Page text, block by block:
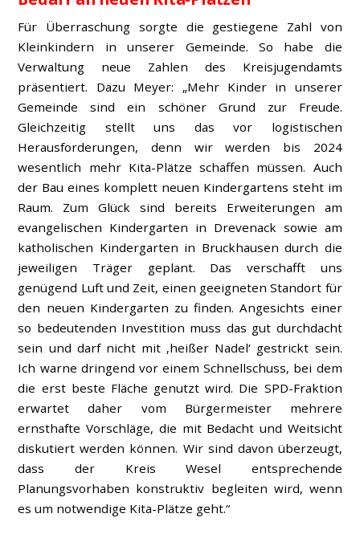
Für Überraschung sorgte die gestiegene Zahl von
Kleinkindern in unserer Gemeinde. So habe die
Verwaltung neue Zahlen des Kreisjugendamts
präsentiert. Dazu Meyer: „Mehr Kinder in unserer
Gemeinde sind ein schöner Grund zur Freude.
Gleichzeitig stellt uns das vor logistischen
Herausforderungen, denn wir werden bis 2024
wesentlich mehr Kita-Plätze schaffen müssen. Auch
der Bau eines komplett neuen Kindergartens steht im
Raum. Zum Glück sind bereits Erweiterungen am
evangelischen Kindergarten in Drevenack sowie am
katholischen Kindergarten in Bruckhausen durch die
jeweiligen Träger geplant. Das verschafft uns
genügend Luft und Zeit, einen geeigneten Standort für
den neuen Kindergarten zu finden. Angesichts einer
so bedeutenden Investition muss das gut durchdacht
sein und darf nicht mit ‚heißer Nadel‘ gestrickt sein.
Ich warne dringend vor einem Schnellschuss, bei dem
die erst beste Fläche genutzt wird. Die SPD-Fraktion
erwartet daher vom Bürgermeister mehrere
ernsthafte Vorschläge, die mit Bedacht und Weitsicht
diskutiert werden können. Wir sind davon überzeugt,
dass der Kreis Wesel entsprechende
Planungsvorhaben konstruktiv begleiten wird, wenn
es um notwendige Kita-Plätze geht.“